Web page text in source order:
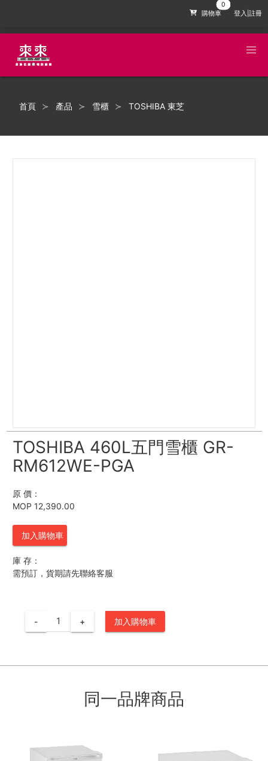
購物車 登入|註冊
首頁 產品 雪櫃 TOSHIBA 東芝
TOSHIBA 460L五門雪櫃 GR-
RM612WE-PGA
原 價：
MOP 12,390.00
加入購物車
庫 存：
需預訂，貨期請先聯絡客服
- + 加入購物車
同一品牌商品